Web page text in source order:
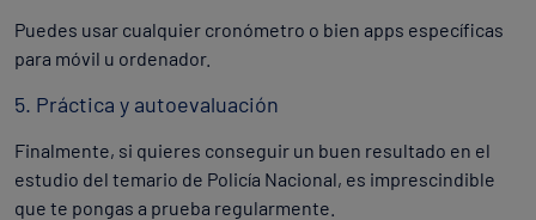
Puedes usar cualquier cronómetro o bien apps específicas
para móvil u ordenador.
5. Práctica y autoevaluación
Finalmente, si quieres conseguir un buen resultado en el
estudio del temario de Policía Nacional, es imprescindible
que te pongas a prueba regularmente.